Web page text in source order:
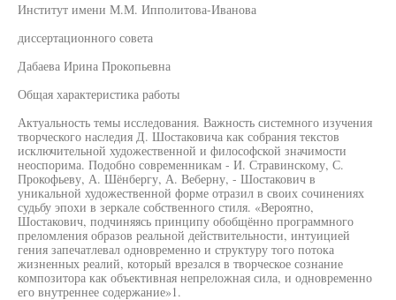
Институт имени М.М. Ипполитова-Иванова
диссертационного совета
Дабаева Ирина Прокопьевна
Общая характеристика работы
Актуальность темы исследования. Важность системного изучения
творческого наследия Д. Шостаковича как собрания текстов
исключительной художественной и философской значимости
неоспорима. Подобно современникам - И. Стравинскому, С.
Прокофьеву, А. Шёнбергу, А. Веберну, - Шостакович в
уникальной художественной форме отразил в своих сочинениях
судьбу эпохи в зеркале собственного стиля. «Вероятно,
Шостакович, подчиняясь принципу обобщённо программного
преломления образов реальной действительности, интуицией
гения запечатлевал одновременно и структуру того потока
жизненных реалий, который врезался в творческое сознание
композитора как объективная непреложная сила, и одновременно
его внутреннее содержание»1.